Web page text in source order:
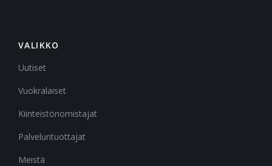
VALIKKO
Uutiset
Vuokralaiset
Kiinteistönomistajat
Palveluntuottajat
Meistä